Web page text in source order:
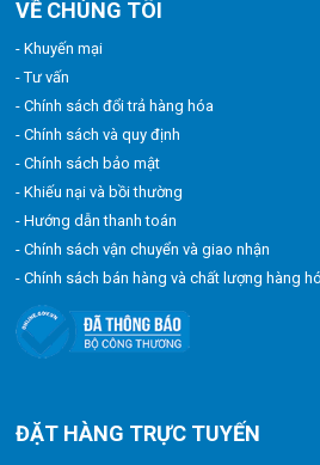
VỀ CHÚNG TÔI
- Khuyến mại
- Tư vấn
- Chính sách đổi trả hàng hóa
- Chính sách và quy định
- Chính sách bảo mật
- Khiếu nại và bồi thường
- Hướng dẫn thanh toán
- Chính sách vận chuyển và giao nhận
- Chính sách bán hàng và chất lượng hàng
ĐẶT HÀNG TRỰC TUYẾN